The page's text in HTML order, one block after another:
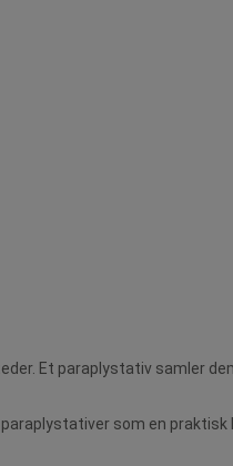
Et paraplystativ samler
som en